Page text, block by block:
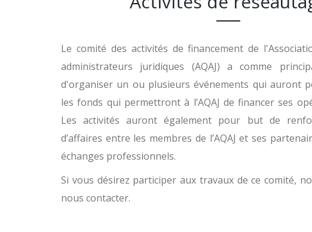
Le comité des activités de financement de
administrateurs juridiques (AQAJ) a comme
d'organiser un ou plusieurs événements qui auront
les fonds qui permettront à l’AQAJ de financer ses
Les activités auront également pour but de
d’affaires entre les membres de l’AQAJ et ses
échanges professionnels.
Si vous désirez participer aux travaux de ce comité,
nous contacter.